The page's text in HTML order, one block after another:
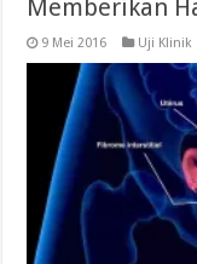
Memberikan
9 Mei 2016 Uji Klinik